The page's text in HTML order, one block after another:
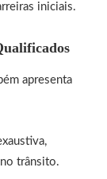
iniciais.
apresenta
trânsito.